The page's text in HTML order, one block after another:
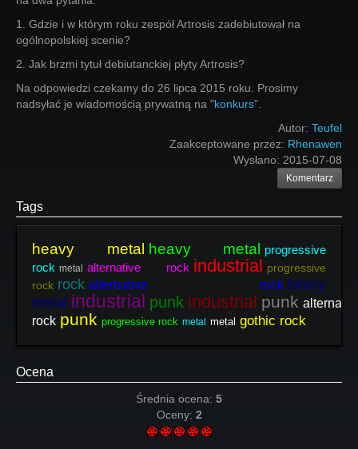
1. Gdzie i w którym roku zespół Artrosis zadebiutował na
ogólnopolskiej scenie?
2. Jak brzmi tytuł debiutanckiej płyty Artrosis?
Na odpowiedzi czekamy do 26 lipca 2015 roku. Prosimy
nadsyłać je wiadomością prywatną na "konkurs".
Autor: Teufel
Zaakceptowane przez: Rhenawen
Wysłano: 2015-07-08
Komentarz
Tags
heavy metal heavy metal
progressive
rock metal alternative rock industrial progressive
rock rock alternative rock heavy
metal industrial punk industrial punk
rock punk progressive rock metal metal gothic rock
Ocena
Średnia ocena: 5
Oceny: 2